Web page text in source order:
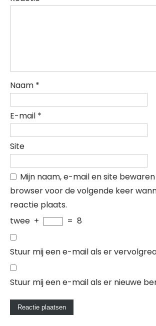
Naam *
E-mail *
Site
Mijn naam, e-mail en site
browser voor de volgende keer
reactie plaats.
twee + = 8
Stuur mij een e-mail als er
Stuur mij een e-mail als er nieuwe